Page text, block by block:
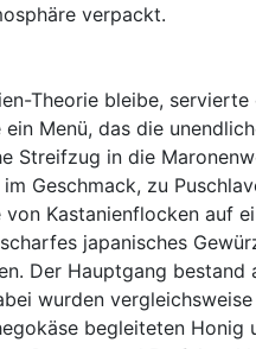
verpackt.
Theorie bleibe,
Menü, das die
Streifzug in die
Geschmack, zu
Kastanienflocken auf
japanisches
Der Hauptgang
wurden
begleiteten